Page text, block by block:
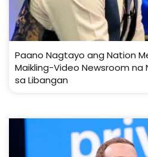
Paano Nagtayo ang Nation
Maikling-Video Newsroom na
sa Libangan